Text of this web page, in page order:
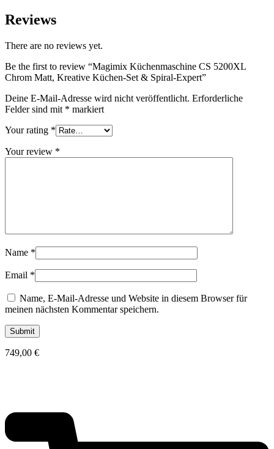
Reviews
There are no reviews yet.
Be the first to review “Magimix Küchenmaschine CS 5200XL
Chrom Matt, Kreative Küchen-Set & Spiral-Expert”
Deine E-Mail-Adresse wird nicht veröffentlicht. Erforderliche
Felder sind mit * markiert
Your rating *
Your review *
Name *
Email *
Name, E-Mail-Adresse und Website in diesem Browser für
meinen nächsten Kommentar speichern.
749,00 €